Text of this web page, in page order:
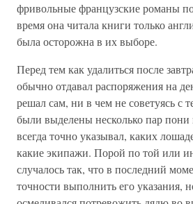
фривольные французские романы
время она читала книги только
была осторожна в их выборе.
Перед тем как удалиться после
обычно отдавал распоряжения на
решал сам, ни в чем не советуясь с
были выделены несколько пар
всегда точно указывал, каких
какие экипажи. Порой по той или
случалось так, что в последний
точности выполнить его указания,